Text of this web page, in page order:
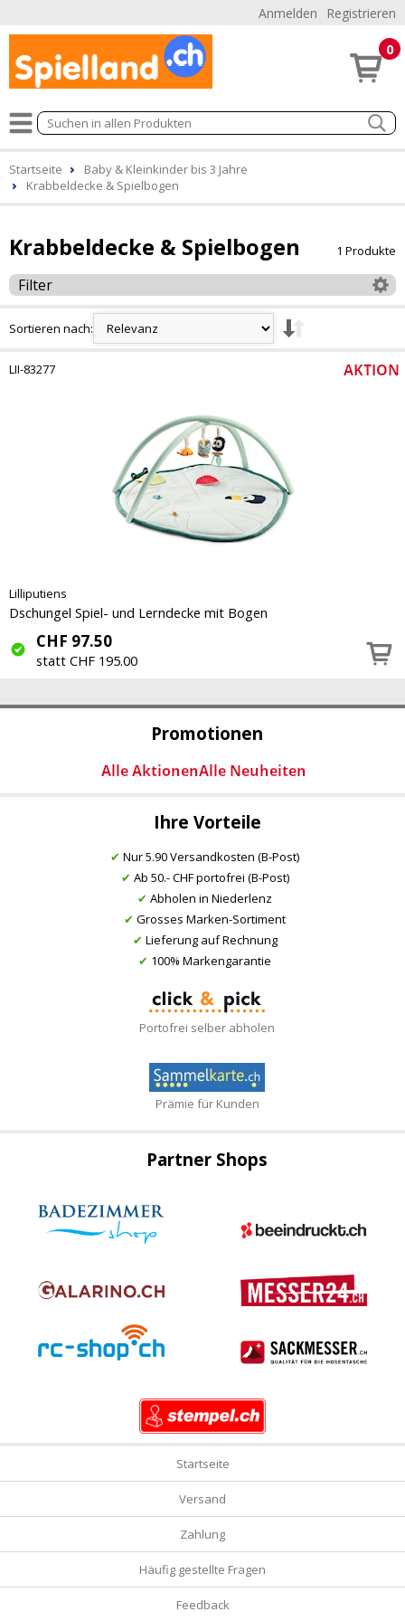
Anmelden Registrieren
0
Promotionen
Ihre Vorteile
✔ Nur 5.90 Versandkosten (B-Post)
✔ Ab 50.- CHF portofrei (B-Post)
✔ Abholen in Niederlenz
✔ Grosses Marken-Sortiment
✔ Lieferung auf Rechnung
✔ 100% Markengarantie
Portofrei selber abholen
Prämie für Kunden
Startseite
Baby & Kleinkinder bis 3 Jahre
Krabbeldecke & Spielbogen
Krabbeldecke & Spielbogen 1 Produkte
Filter
Sortieren nach:
LII-83277
Lilliputiens
Dschungel Spiel- und Lerndecke mit Bogen
CHF 97.50
statt CHF 195.00
Partner Shops
Startseite
Versand
Zahlung
Häufig gestellte Fragen
Feedback